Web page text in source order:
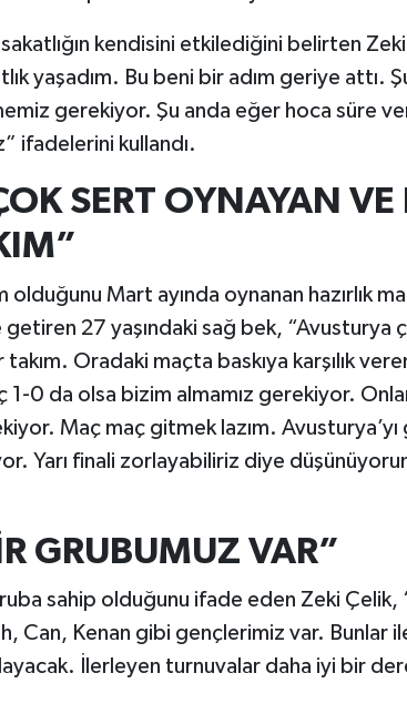
kendisini etkilediğini belirten
yaşadım. Bu beni bir adım geriye attı.
gerekiyor. Şu anda eğer hoca süre
ifadelerini kullandı.
SERT OYNAYAN VE
olduğunu Mart ayında oynanan hazırlık
getiren 27 yaşındaki sağ bek, “Avusturya
Oradaki maçta baskıya karşılık
0 da olsa bizim almamız gerekiyor.
Maç maç gitmek lazım.
Yarı finali zorlayabiliriz diye
GRUBUMUZ VAR”
sahip olduğunu ifade eden Zeki Çelik,
Can, Kenan gibi gençlerimiz var. Bunlar
İlerleyen turnuvalar daha iyi bir